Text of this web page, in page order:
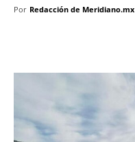
Por Redacción de Meridiano.mx